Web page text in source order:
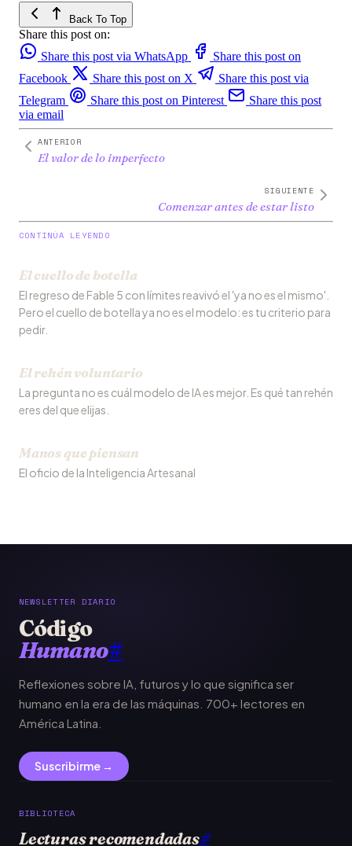
Back To Top
Share this post on:
Share this post via WhatsApp
Share this post on
Facebook
Share this post on X
Share this post via
Telegram
Share this post on Pinterest
Share this post
via email
ANTERIOR
El valor de lo imperfecto
SIGUIENTE
Comenzar antes de estar listo
CONTINÚA LEYENDO
El cuello de botella
El regreso de Fable 5 con límites reavivó el 'ya no es el mismo'.
Pero el cuello de botella ya no es el modelo: es tu criterio para
pedir.
El rehén voluntario
La pregunta no es cuál modelo de IA es mejor. Es qué tan rehén
eres del que elijas.
Manos que piensan
El oficio de la Inteligencia Artesanal
NEWSLETTER DIARIO
Código
Humano#
Reflexiones sobre IA, futuros y lo que significa ser
humano en la era de las máquinas. 700+ lectores en
América Latina.
Suscribirme →
BIBLIOTECA
Lecturas recomendadas#